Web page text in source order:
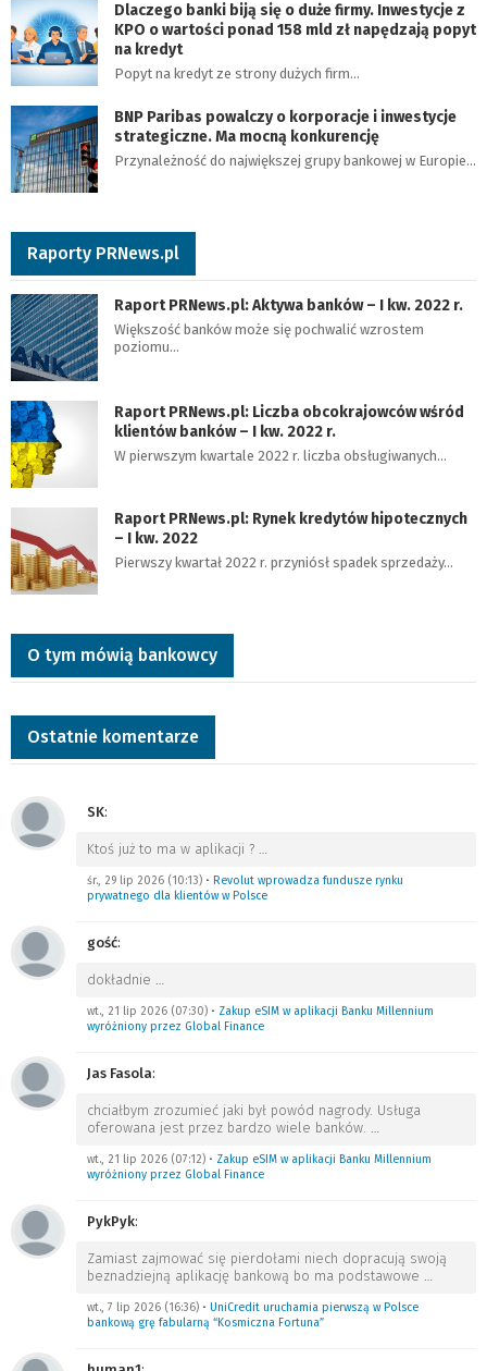
Dlaczego banki biją się o duże firmy. Inwestycje z
KPO o wartości ponad 158 mld zł napędzają popyt
na kredyt
Popyt na kredyt ze strony dużych firm…
BNP Paribas powalczy o korporacje i inwestycje
strategiczne. Ma mocną konkurencję
Przynależność do największej grupy bankowej w Europie…
Raporty PRNews.pl
Raport PRNews.pl: Aktywa banków – I kw. 2022 r.
Większość banków może się pochwalić wzrostem
poziomu…
Raport PRNews.pl: Liczba obcokrajowców wśród
klientów banków – I kw. 2022 r.
W pierwszym kwartale 2022 r. liczba obsługiwanych…
Raport PRNews.pl: Rynek kredytów hipotecznych
– I kw. 2022
Pierwszy kwartał 2022 r. przyniósł spadek sprzedaży…
O tym mówią bankowcy
Ostatnie komentarze
SK:
Ktoś już to ma w aplikacji ? …
śr., 29 lip 2026 (10:13) • Revolut wprowadza fundusze rynku
prywatnego dla klientów w Polsce
gość:
dokładnie …
wt., 21 lip 2026 (07:30) • Zakup eSIM w aplikacji Banku Millennium
wyróżniony przez Global Finance
Jas Fasola:
chciałbym zrozumieć jaki był powód nagrody. Usługa
oferowana jest przez bardzo wiele banków. …
wt., 21 lip 2026 (07:12) • Zakup eSIM w aplikacji Banku Millennium
wyróżniony przez Global Finance
PykPyk:
Zamiast zajmować się pierdołami niech dopracują swoją
beznadziejną aplikację bankową bo ma podstawowe …
wt., 7 lip 2026 (16:36) • UniCredit uruchamia pierwszą w Polsce
bankową grę fabularną “Kosmiczna Fortuna”